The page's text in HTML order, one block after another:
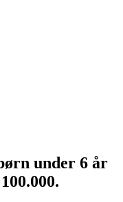
under 6 år